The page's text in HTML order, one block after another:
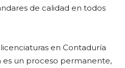
de calidad en todos
en Contaduría
es un proceso permanente,